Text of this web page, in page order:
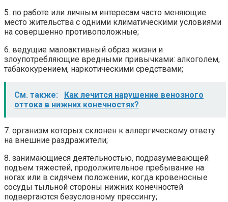
5. по работе или личным интересам часто меняющие
место жительства с одними климатическими условиями
на совершенно противоположные;
6. ведущие малоактивный образ жизни и
злоупотребляющие вредными привычками: алкоголем,
табакокурением, наркотическими средствами;
См. также:
Как лечится нарушение венозного
оттока в нижних конечностях?
7. организм которых склонен к аллергическому ответу
на внешние раздражители;
8. занимающиеся деятельностью, подразумевающей
подъем тяжестей, продолжительное пребывание на
ногах или в сидячем положении, когда кровеносные
сосуды тыльной стороны нижних конечностей
подвергаются безусловному прессингу;